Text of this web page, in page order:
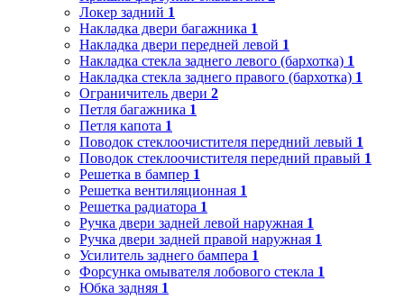
Локер задний 1
Накладка двери багажника 1
Накладка двери передней левой 1
Накладка стекла заднего левого (бархотка) 1
Накладка стекла заднего правого (бархотка) 1
Ограничитель двери 2
Петля багажника 1
Петля капота 1
Поводок стеклоочистителя передний левый 1
Поводок стеклоочистителя передний правый 1
Решетка в бампер 1
Решетка вентиляционная 1
Решетка радиатора 1
Ручка двери задней левой наружная 1
Ручка двери задней правой наружная 1
Усилитель заднего бампера 1
Форсунка омывателя лобового стекла 1
Юбка задняя 1